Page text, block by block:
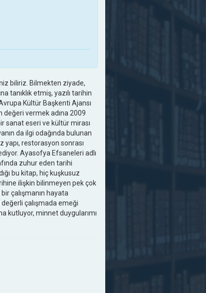
biliriz. Bilmekten ziyade,
tanıklık etmiş, yazılı tarihin
Kültür Başkenti Ajansı
vermek adına 2009
sanat eseri ve kültür mirası
da ilgi odağında bulunan
yapı, restorasyon sonrası
Ayasofya Efsaneleri adlı
zuhur eden tarihi
bu kitap, hiç kuşkusuz
ilişkin bilinmeyen pek çok
çalışmanın hayata
çalışmada emeği
kutluyor, minnet duygularımı